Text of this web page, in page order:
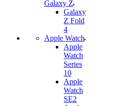
Galaxy Z
Galaxy
Z Fold
4
Apple Watch
Apple
Watch
Series
10
Apple
Watch
SE2